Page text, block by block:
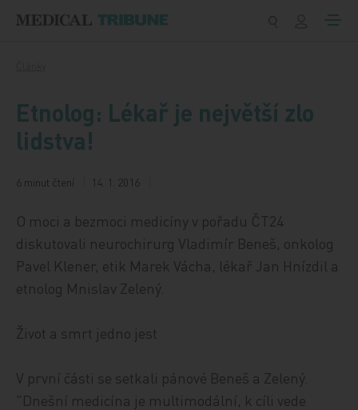
Etnolog: Lékař je největší zlo
lidstva!
6 minut čtení 14. 1. 2016
O moci a bezmoci medicíny v pořadu ČT24
diskutovali neurochirurg Vladimír Beneš, onkolog
Pavel Klener, etik Marek Vácha, lékař Jan Hnízdil a
etnolog Mnislav Zelený.
Život a smrt jedno jest
V první části se setkali pánové Beneš a Zelený.
"Dnešní medicína je multimodální, k cíli vede